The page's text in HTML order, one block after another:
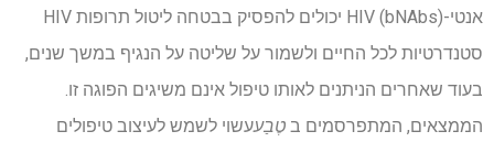
אנטי-HIV (bNAbs) יכולים להפסיק בבטחה ליטול תרופות HIV
סטנדרטיות לכל החיים ולשמור על שליטה על הנגיף במשך שנים,
בעוד שאחרים הניתנים לאותו טיפול אינם משיגים הפוגה זו.
הממצאים, המתפרסמים ב טֶבַעעשוי לשמש לעיצוב טיפולים